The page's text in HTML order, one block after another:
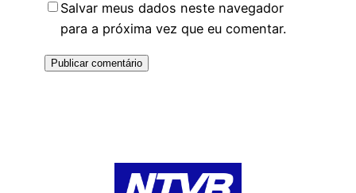
Salvar meus dados neste navegador
para a próxima vez que eu comentar.